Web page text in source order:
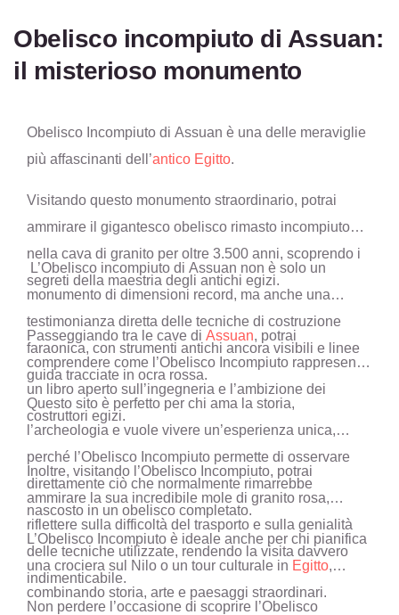
Obelisco incompiuto di Assuan:
il misterioso monumento
Obelisco Incompiuto di Assuan è una delle meraviglie
più affascinanti dell’antico Egitto.
Visitando questo monumento straordinario, potrai
ammirare il gigantesco obelisco rimasto incompiuto
nella cava di granito per oltre 3.500 anni, scoprendo i
segreti della maestria degli antichi egizi.
L’Obelisco incompiuto di Assuan non è solo un
monumento di dimensioni record, ma anche una
testimonianza diretta delle tecniche di costruzione
faraonica, con strumenti antichi ancora visibili e linee
guida tracciate in ocra rossa.
Passeggiando tra le cave di Assuan, potrai
comprendere come l’Obelisco Incompiuto rappresenti
un libro aperto sull’ingegneria e l’ambizione dei
costruttori egizi.
Questo sito è perfetto per chi ama la storia,
l’archeologia e vuole vivere un’esperienza unica,
perché l’Obelisco Incompiuto permette di osservare
direttamente ciò che normalmente rimarrebbe
nascosto in un obelisco completato.
Inoltre, visitando l’Obelisco Incompiuto, potrai
ammirare la sua incredibile mole di granito rosa,
riflettere sulla difficoltà del trasporto e sulla genialità
delle tecniche utilizzate, rendendo la visita davvero
indimenticabile.
L’Obelisco Incompiuto è ideale anche per chi pianifica
una crociera sul Nilo o un tour culturale in Egitto,
combinando storia, arte e paesaggi straordinari.
Non perdere l’occasione di scoprire l’Obelisco